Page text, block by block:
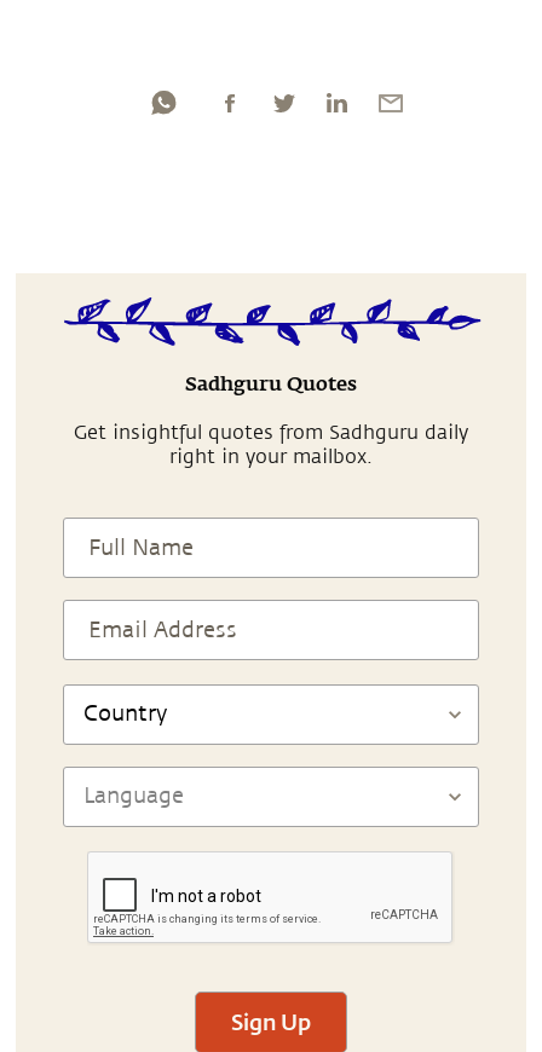
Sadhguru Quotes
Get insightful quotes from Sadhguru daily
right in your mailbox.
Sign Up